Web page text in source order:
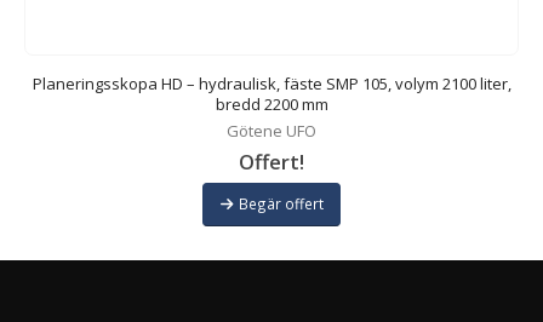
Planeringsskopa HD – hydraulisk, fäste SMP 105, volym 2100 liter,
bredd 2200 mm
Götene UFO
Offert!
Begär offert